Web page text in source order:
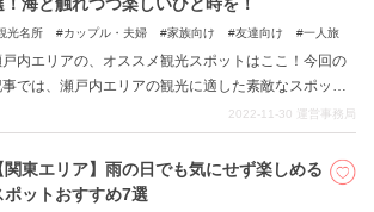
空間で、是非キラキラ輝く素敵な思い出をお作りく
い。 今回の記事ではそんなユニバーサルスタジオジ
パンの見どころや要注目スポットについて取り上げま
光名所 カップル・夫婦 家族向け 友達向け 一人旅
内エリアの、オススメ観光スポットはここ！今回の
では、瀬戸内エリアの観光に適した素敵なスポット
7つほど紹介していきたいと思います。体験型から絶景
所まで目白押し。広島県・岡山県・四国などを中心
オススメの観光プランをご提案します。
2022-11-30 運営事務局
関東エリア】雨の日でも気にせず楽しめる
ポットおすすめ7選